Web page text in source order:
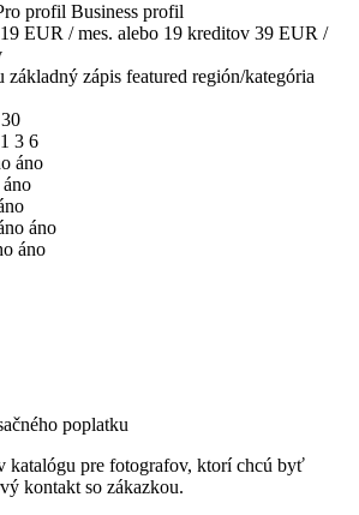
profil Business profil
19 EUR / mes. alebo 19 kreditov 39 EUR /
základný zápis featured región/kategória
30
1 3 6
áno
áno
áno
áno
poplatku
katalógu pre fotografov, ktorí chcú byť
kontakt so zákazkou.